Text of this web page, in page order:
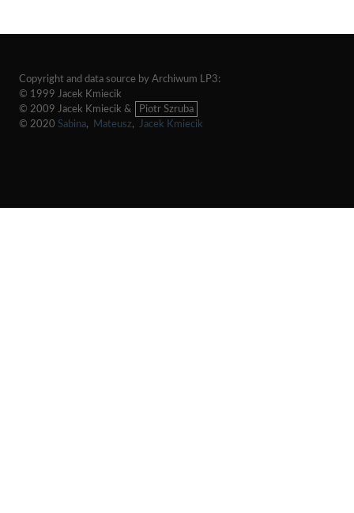
Copyright and data source by Archiwum LP3:
© 1999 Jacek Kmiecik
© 2009 Jacek Kmiecik &
Piotr Szruba
© 2020 Sabina, Mateusz, Jacek Kmiecik